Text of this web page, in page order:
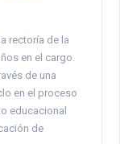
rectoría de la
en el cargo.
de una
en el proceso
educacional
de